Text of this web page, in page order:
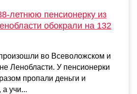
летнюю пенсионерку из
обокрали на 132
во Всеволожском и
Ленобласти. У пенсионерки
пропали деньги и
а учи...